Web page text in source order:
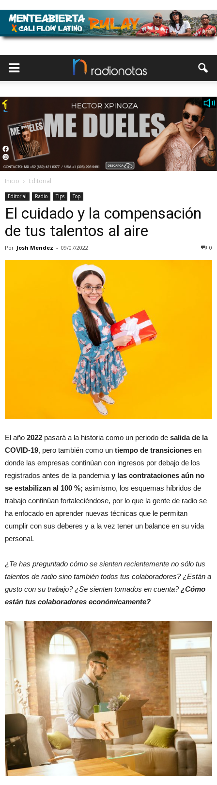
Inicio Editorial
Editorial Radio Tips Top
El cuidado y la compensación
de tus talentos al aire
Por Josh Mendez - 09/07/2022 0
El año 2022 pasará a la historia como un periodo de salida de la
COVID-19, pero también como un tiempo de transiciones en
donde las empresas continúan con ingresos por debajo de los
registrados antes de la pandemia y las contrataciones aún no
se estabilizan al 100 %; asimismo, los esquemas híbridos de
trabajo continúan fortaleciéndose, por lo que la gente de radio se
ha enfocado en aprender nuevas técnicas que le permitan
cumplir con sus deberes y a la vez tener un balance en su vida
personal.
¿Te has preguntado cómo se sienten recientemente no sólo tus
talentos de radio sino también todos tus colaboradores? ¿Están a
gusto con su trabajo? ¿Se sienten tomados en cuenta?¿Cómo
están tus colaboradores económicamente?